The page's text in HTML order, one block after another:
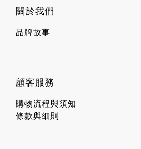
關於我們
品牌故事
顧客服務
購物流程與須知
條款與細則